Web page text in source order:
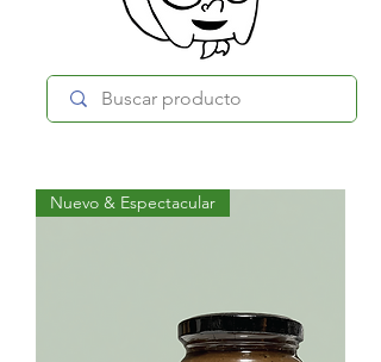
Nuevo & Espectacular